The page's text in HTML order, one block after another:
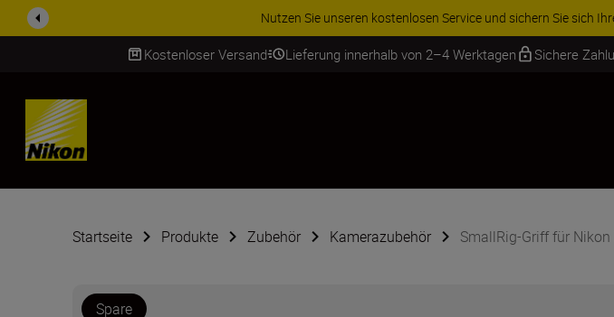
ZUBEHÖR IM ANGEBOT | Sparen Sie 15 % auf ausgewähltes
Kostenloser Versand Lieferung innerhalb von 2–4 Werktagen Sichere
SKIP
Startseite Produkte Zubehör Kamerazubehör SmallRig-Griff für
Spare